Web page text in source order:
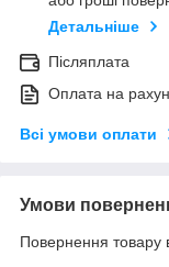
Детальніше
Післяплата
Оплата на
Всі умови оплати
Умови
Повернення товару